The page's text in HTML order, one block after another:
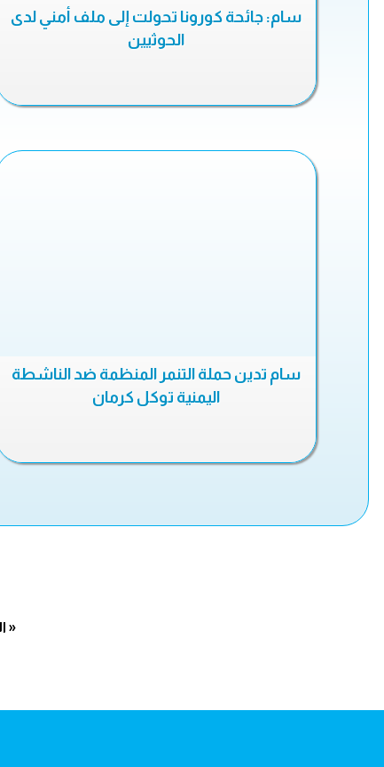
سام: جائحة كورونا تحولت إلى ملف أمني لدى
الحوثيين
سام تدين حملة التنمر المنظمة ضد الناشطة
اليمنية توكل كرمان
«